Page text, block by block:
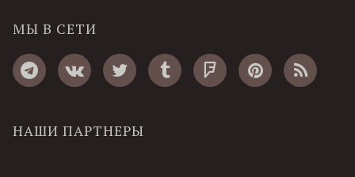
МЫ В СЕТИ
НАШИ ПАРТНЕРЫ